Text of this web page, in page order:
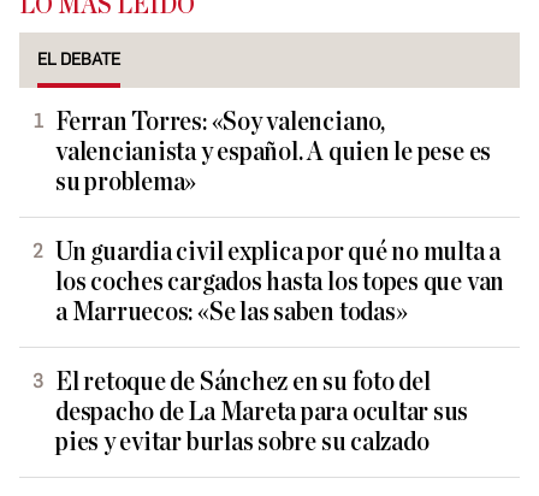
EL DEBATE
Ferran Torres: «Soy valenciano,
valencianista y español. A quien le pese es
su problema»
Un guardia civil explica por qué no multa a
los coches cargados hasta los topes que van
a Marruecos: «Se las saben todas»
El retoque de Sánchez en su foto del
despacho de La Mareta para ocultar sus
pies y evitar burlas sobre su calzado